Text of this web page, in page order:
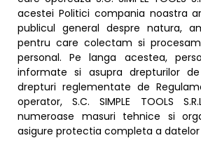
acestei Politici compania noastra
publicul general despre natura,
pentru care colectam si
personal. Pe langa acestea,
informate si asupra drepturilor
drepturi reglementate de
operator, S.C. SIMPLE TOOLS
numeroase masuri tehnice si
asigure protectia completa a datelor